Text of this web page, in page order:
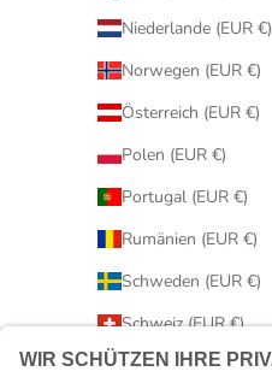
Niederlande (EUR €)
Norwegen (EUR €)
Österreich (EUR €)
Polen (EUR €)
Portugal (EUR €)
Rumänien (EUR €)
Schweden (EUR €)
Schweiz (EUR €)
Serbien (EUR €)